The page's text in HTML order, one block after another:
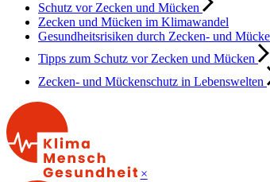
Schutz vor Zecken und Mücken
Zecken und Mücken im Klimawandel
Gesundheitsrisiken durch Zecken- und
Tipps zum Schutz vor Zecken und Mücken
Zecken- und Mückenschutz in Lebenswelten
×